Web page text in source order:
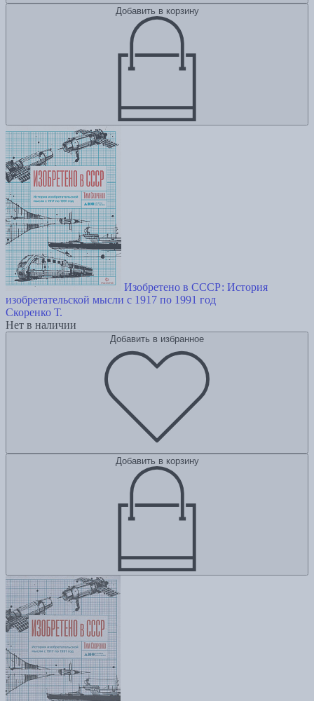
Добавить в корзину
Изобретено в СССР: История
изобретательской мысли с 1917 по 1991 год
Скоренко Т.
Нет в наличии
Добавить в избранное
Добавить в корзину